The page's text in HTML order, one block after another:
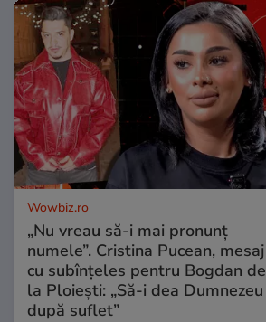
Wowbiz.ro
„Nu vreau să-i mai pronunț
numele”. Cristina Pucean, mesaj
cu subînțeles pentru Bogdan de
la Ploiești: „Să-i dea Dumnezeu
după suflet”